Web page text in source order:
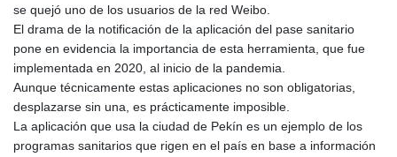
se quejó uno de los usuarios de la red Weibo.
El drama de la notificación de la aplicación del pase sanitario
pone en evidencia la importancia de esta herramienta, que fue
implementada en 2020, al inicio de la pandemia.
Aunque técnicamente estas aplicaciones no son obligatorias,
desplazarse sin una, es prácticamente imposible.
La aplicación que usa la ciudad de Pekín es un ejemplo de los
programas sanitarios que rigen en el país en base a información